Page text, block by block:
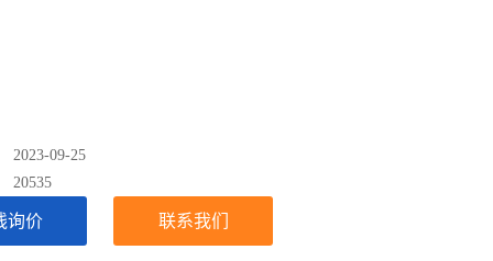
2023-09-25
20535
询价 联系我们